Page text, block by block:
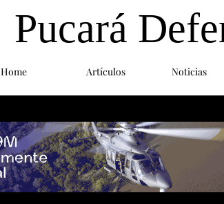
Home Artículos Noticias
Pucará